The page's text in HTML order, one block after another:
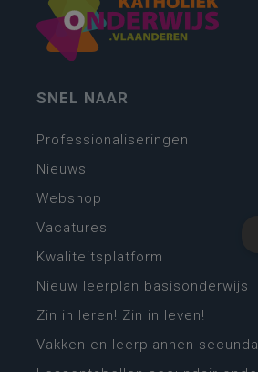
SNEL NAAR
Professionaliseringen
Nieuws
Webshop
Vacatures
Kwaliteitsplatform
Nieuw leerplan basisonderwijs
Zin in leren! Zin in leven!
Vakken en leerplannen